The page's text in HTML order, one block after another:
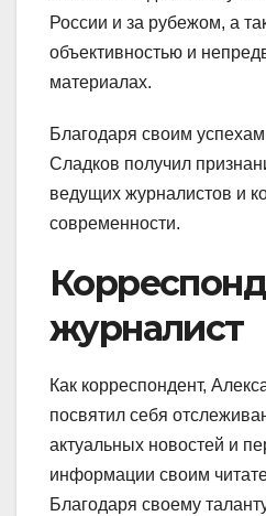
России и за рубежом, а
объективностью и
материалах.
Благодаря своим
Сладков получил
ведущих журналистов и
современности.
журналист
Как корреспондент,
посвятил себя
актуальных новостей и
информации своим
Благодаря своему